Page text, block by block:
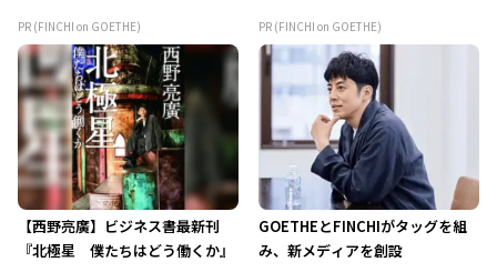
PR (FINCHI on GOETHE) PR (FINCHI on GOETHE)
【西野亮廣】ビジネス書最新刊
『北極星 僕たちはどう働くか』
GOETHEとFINCHIがタッグを組
み、新メディアを創設